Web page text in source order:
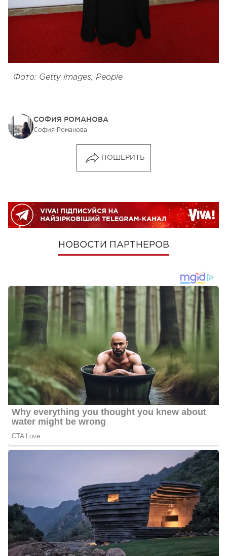
Фото: Getty Images, People
СОФИЯ РОМАНОВА
София Романова
ПОШЕРИТЬ
НОВОСТИ ПАРТНЕРОВ